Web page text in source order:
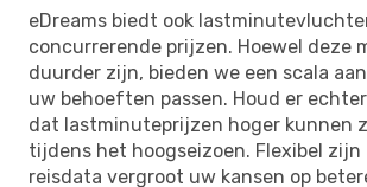
eDreams biedt ook
concurrerende prijzen. Hoewel deze
duurder zijn, bieden we een scala
uw behoeften passen. Houd er
dat lastminuteprijzen hoger kunnen
tijdens het hoogseizoen. Flexibel
reisdata vergroot uw kansen op